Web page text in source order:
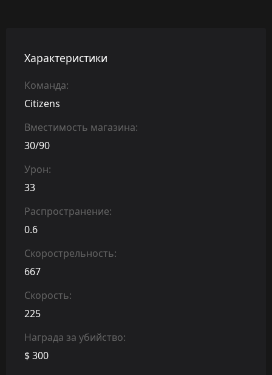
Характеристики
Команда:
Citizens
Вместимость магазина:
30/90
Урон:
33
Распространение:
0.6
Скорострельность:
667
Скорость:
225
Награда за убийство:
$ 300